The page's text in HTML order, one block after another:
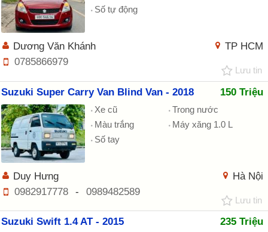
Số tự động
TP HCM
Dương Văn Khánh
0785866979
Lưu tin
Suzuki Super Carry Van Blind Van - 2018 150 Triệu
Xe cũ
Trong nước
Màu trắng
Máy xăng 1.0 L
Số tay
Hà Nội
Duy Hưng
0982917778
- 0989482589
Lưu tin
Suzuki Swift 1.4 AT - 2015 235 Triệu